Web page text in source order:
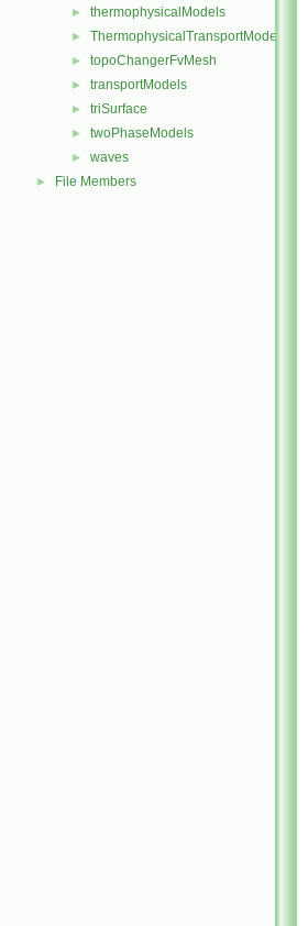
► thermophysicalModels
► ThermophysicalTransportModels
► topoChangerFvMesh
► transportModels
► triSurface
► twoPhaseModels
► waves
► File Members